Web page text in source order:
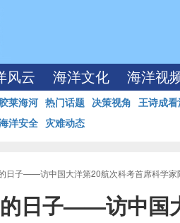
风云 海洋文化 海洋视
胶莱海河 热门话题 决策视角 王诗成
洋安全 灾难动态
日子——访中国大洋第20航次科考首席科学家
日子——访中国